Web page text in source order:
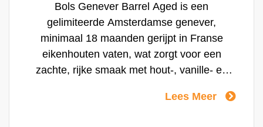
Bols Genever Barrel Aged is een
gelimiteerde Amsterdamse genever,
minimaal 18 maanden gerijpt in Franse
eikenhouten vaten, wat zorgt voor een
zachte, rijke smaak met hout-, vanille- en
het traditionele kopstootje met blond bier en
Lees Meer